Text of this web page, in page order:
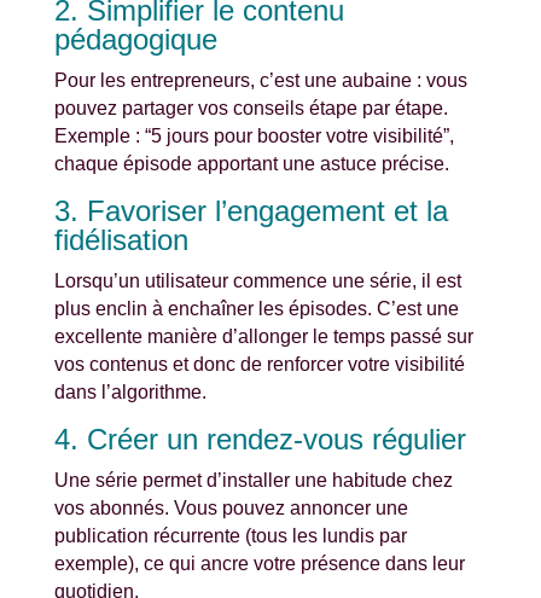
2. Simplifier le contenu
pédagogique
Pour les entrepreneurs, c’est une aubaine : vous
pouvez partager vos conseils étape par étape.
Exemple : “5 jours pour booster votre visibilité”,
chaque épisode apportant une astuce précise.
3. Favoriser l’engagement et la
fidélisation
Lorsqu’un utilisateur commence une série, il est
plus enclin à enchaîner les épisodes. C’est une
excellente manière d’allonger le temps passé sur
vos contenus et donc de renforcer votre visibilité
dans l’algorithme.
4. Créer un rendez-vous régulier
Une série permet d’installer une habitude chez
vos abonnés. Vous pouvez annoncer une
publication récurrente (tous les lundis par
exemple), ce qui ancre votre présence dans leur
quotidien.